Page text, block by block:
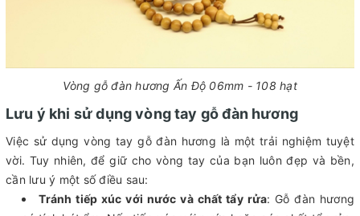
Vòng gỗ đàn hương Ấn Độ 06mm - 108 hạt
Lưu ý khi sử dụng vòng tay gỗ đàn hương
Việc sử dụng vòng tay gỗ đàn hương là một trải nghiệm tuyệt
vời. Tuy nhiên, để giữ cho vòng tay của bạn luôn đẹp và bền,
cần lưu ý một số điều sau:
Tránh tiếp xúc với nước và chất tẩy rửa: Gỗ đàn hương